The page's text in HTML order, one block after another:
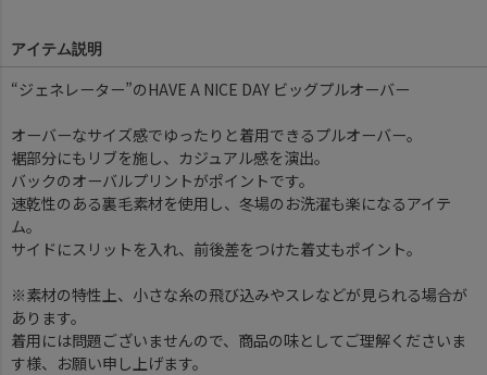
アイテム説明
“ジェネレーター”のHAVE A NICE DAY ビッグプルオーバー
オーバーなサイズ感でゆったりと着用できるプルオーバー。
裾部分にもリブを施し、カジュアル感を演出。
バックのオーバルプリントがポイントです。
速乾性のある裏毛素材を使用し、冬場のお洗濯も楽になるアイテ
ム。
サイドにスリットを入れ、前後差をつけた着丈もポイント。
※素材の特性上、小さな糸の飛び込みやスレなどが見られる場合が
あります。
着用には問題ございませんので、商品の味としてご理解くださいま
す様、お願い申し上げます。